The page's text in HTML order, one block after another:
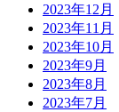
2023年12月
2023年11月
2023年10月
2023年9月
2023年8月
2023年7月